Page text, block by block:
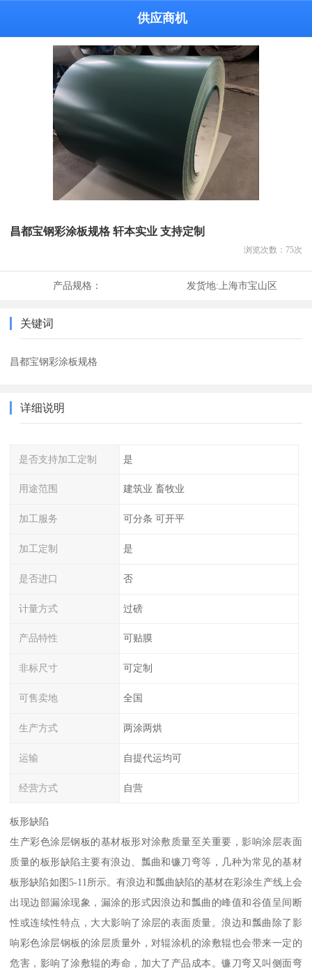
供应商机
昌都宝钢彩涂板规格 轩本实业 支持定制
浏览次数： 75次
产品规格： 发货地:上海市宝山区
关键词
昌都宝钢彩涂板规格
详细说明
是否支持加工定制 是
用途范围 建筑业 畜牧业
加工服务 可分条 可开平
加工定制 是
是否进口 否
计量方式 过磅
产品特性 可贴膜
非标尺寸 可定制
可售卖地 全国
生产方式 两涂两烘
运输 自提代运均可
经营方式 自营
板形缺陷
生产彩色涂层钢板的基材板形对涂敷质量至关重要，影响涂层表面
质量的板形缺陷主要有浪边、瓢曲和镰刀弯等，几种为常见的基材
板形缺陷如图5-11所示。有浪边和瓢曲缺陷的基材在彩涂生产线上会
出现边部漏涂现象，漏涂的形式因浪边和瓢曲的峰值和谷值呈间断
性或连续性特点，大大影响了涂层的表面质量。浪边和瓢曲除了影
响彩色涂层钢板的涂层质量外，对辊涂机的涂敷辊也会带来一定的
危害，影响了涂敷辊的寿命，加大了产品成本。镰刀弯又叫侧面弯